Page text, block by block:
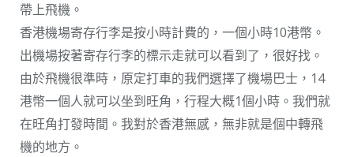
帶上飛機。
香港機場寄存行李是按小時計費的，一個小時10港幣。
出機場按著寄存行李的標示走就可以看到了，很好找。
由於飛機很準時，原定打車的我們選擇了機場巴士，14
港幣一個人就可以坐到旺角，行程大概1個小時。我們就
在旺角打發時間。我對於香港無感，無非就是個中轉飛
機的地方。